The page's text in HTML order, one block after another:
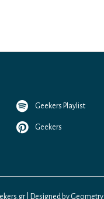
Geekers Playlist
Geekers
| Designed by Geometry